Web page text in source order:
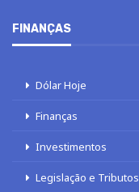
FINANÇAS
Dólar Hoje
Finanças
Investimentos
Legislação e Tributos